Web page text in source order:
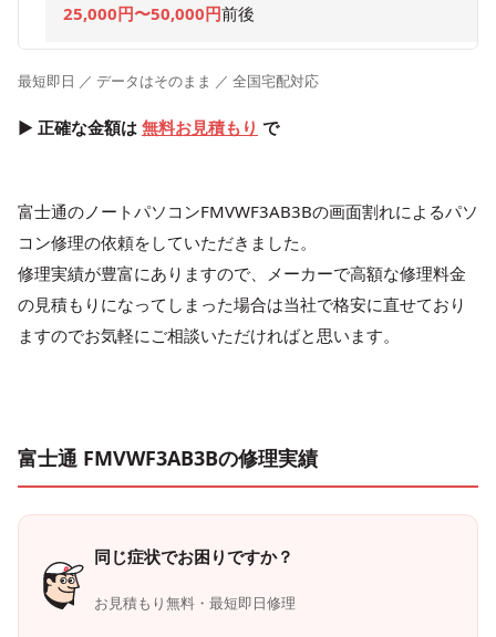
25,000円〜50,000円前後
最短即日 ／ データはそのまま ／ 全国宅配対応
▶ 正確な金額は 無料お見積もり で
富士通のノートパソコンFMVWF3AB3Bの画面割れによるパソ
コン修理の依頼をしていただきました。
修理実績が豊富にありますので、メーカーで高額な修理料金
の見積もりになってしまった場合は当社で格安に直せており
ますのでお気軽にご相談いただければと思います。
富士通 FMVWF3AB3Bの修理実績
同じ症状でお困りですか？
お見積もり無料・最短即日修理